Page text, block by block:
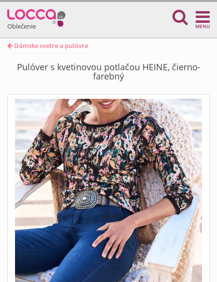
Oblečenie MENU
Dámske svetre a pulóvre
Pulóver s kvetinovou potlačou HEINE, čierno-
farebný